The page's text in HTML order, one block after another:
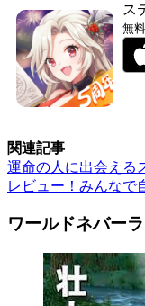
ス
無料
関連記事
運命の人に出会える
レビュー！みんなで
ワールドネバー